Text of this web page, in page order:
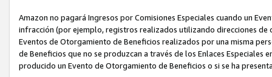
Amazon no pagará Ingresos por Comisiones Especiales cuando un
infracción (por ejemplo, registros realizados utilizando direcciones
Eventos de Otorgamiento de Beneficios realizados por una misma
de Beneficios que no se produzcan a través de los Enlaces Especiales
producido un Evento de Otorgamiento de Beneficios o si se ha